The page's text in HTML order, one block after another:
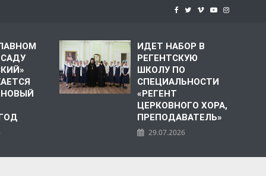
ИДЕТ НАБОР В
РЕГЕНТСКУЮ
ШКОЛУ ПО
СПЕЦИАЛЬНОСТИ
«РЕГЕНТ
ЦЕРКОВНОГО ХОРА,
ПРЕПОДАВАТЕЛЬ»
29.07.2026